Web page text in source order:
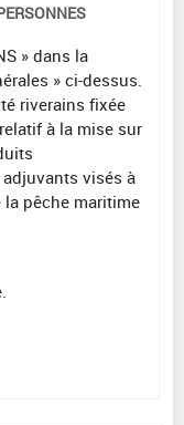
» dans la
» ci-dessus.
riverains fixée
à la mise sur
visés à
la pêche maritime